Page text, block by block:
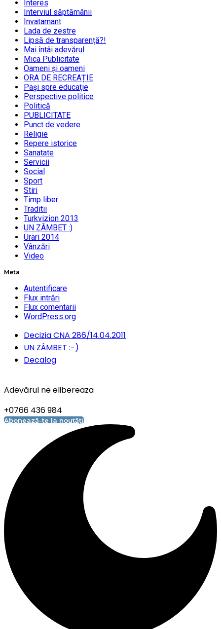
Interes
Interviul săptămânii
Invatamant
Lada de zestre
Lipsă de transparenţă?!
Mai întâi adevărul
Mica Publicitate
Oameni şi oameni
ORA DE RECREAȚIE
Paşi spre educaţie
Perspective politice
Politică
PUBLICITATE
Punct de vedere
Religie
Repere istorice
Sanatate
Servicii
Social
Sport
Stiri
Timp liber
Traditii
Turkvizion 2013
UN ZÂMBET :)
Urari 2014
Vânzări
Video
Meta
Autentificare
Flux intrări
Flux comentarii
WordPress.org
Decizia CNA 286/14.04.2011
UN ZÂMBET :-)
Decalog
Adevărul ne elibereaza
+0766 436 984
Abonează-te la noutăți